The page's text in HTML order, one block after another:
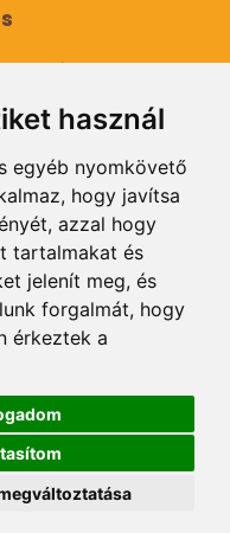
használ
egyéb nyomkövető
hogy javítsa
azzal hogy
tartalmakat és
jelenít meg, és
forgalmát, hogy
érkeztek a
Feltételek
maga sem